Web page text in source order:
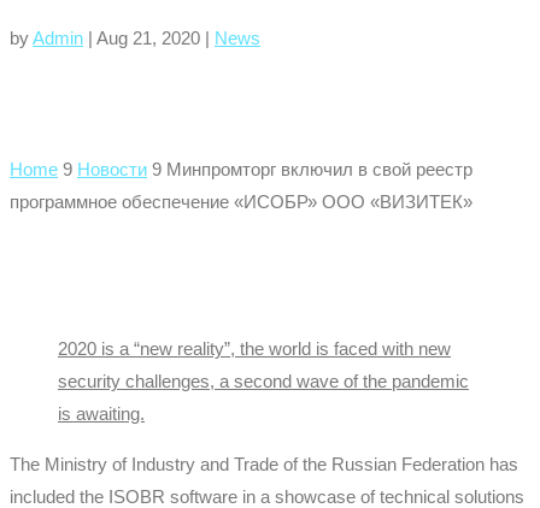
byAdmin | Aug 21, 2020 | News
Home 9 Новости 9 Минпромторг включил в свой реестр
программное обеспечение «ИСОБР» ООО «ВИЗИТЕК»
2020 is a “new reality”, the world is faced with new
security challenges, a second wave of the pandemic
is awaiting.
The Ministry of Industry and Trade of the Russian Federation has
included the ISOBR software in a showcase of technical solutions